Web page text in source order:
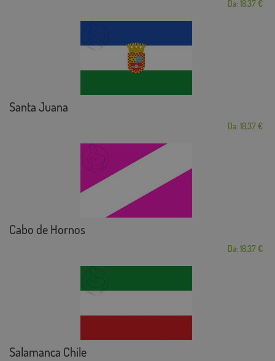
Da: 18,37 €
Santa Juana
Da: 18,37 €
Cabo de Hornos
Da: 18,37 €
Salamanca Chile